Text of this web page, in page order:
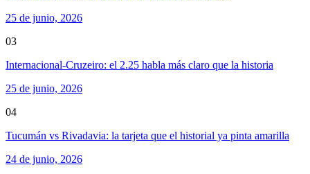
25 de junio, 2026
03
Internacional-Cruzeiro: el 2.25 habla más claro que la historia
25 de junio, 2026
04
Tucumán vs Rivadavia: la tarjeta que el historial ya pinta amarilla
24 de junio, 2026